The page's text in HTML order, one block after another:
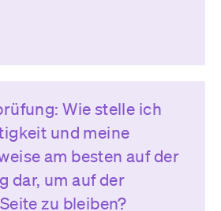
Wie stelle ich
und meine
am besten auf der
dar, um auf der
zu bleiben?